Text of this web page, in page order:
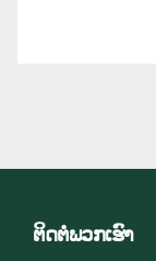
ຕິດຕໍ່ພວກເຮົາ